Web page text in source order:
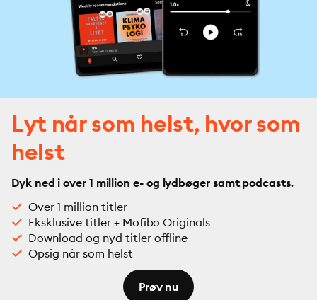
Lyt når som helst, hvor som
helst
Dyk ned i over 1 million e- og lydbøger samt podcasts.
Over 1 million titler
Eksklusive titler + Mofibo Originals
Download og nyd titler offline
Opsig når som helst
Prøv nu